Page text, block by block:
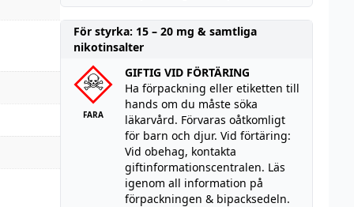
För styrka: 15 – 20 mg & samtliga
nikotinsalter
FARA
GIFTIG VID FÖRTÄRING
Ha förpackning eller etiketten till
hands om du måste söka
läkarvård. Förvaras oåtkomligt
för barn och djur. Vid förtäring:
Vid obehag, kontakta
giftinformationscentralen. Läs
igenom all information på
förpackningen & bipacksedeln.